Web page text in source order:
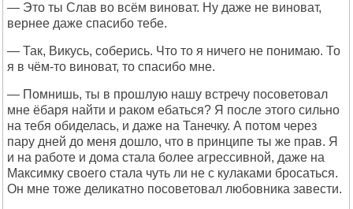
— Это ты Слав во всём виноват. Ну даже не виноват,
вернее даже спасибо тебе.
— Так, Викусь, соберись. Что то я ничего не понимаю. То
я в чём-то виноват, то спасибо мне.
— Помнишь, ты в прошлую нашу встречу посоветовал
мне ёбаря найти и раком ебаться? Я после этого сильно
на тебя обиделась, и даже на Танечку. А потом через
пару дней до меня дошло, что в принципе ты же прав. Я
и на работе и дома стала более агрессивной, даже на
Максимку своего стала чуть ли не с кулаками бросаться.
Он мне тоже деликатно посоветовал любовника завести.